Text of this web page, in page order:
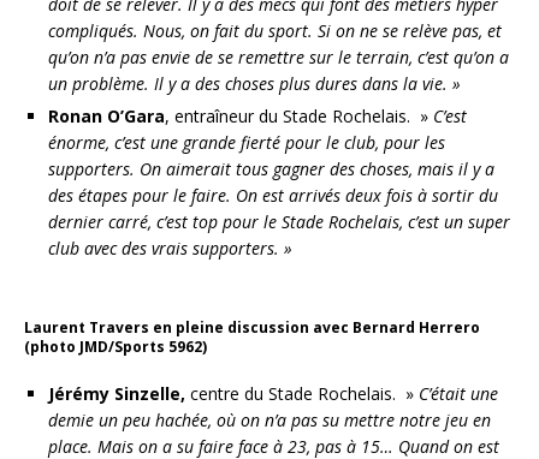
compliqués. Nous, on fait du sport. Si on ne se relève pas, et
qu’on n’a pas envie de se remettre sur le terrain, c’est qu’on a
un problème. Il y a des choses plus dures dans la vie. »
Ronan O’Gara, entraîneur du Stade Rochelais. » C’est
énorme, c’est une grande fierté pour le club, pour les
supporters. On aimerait tous gagner des choses, mais il y a
des étapes pour le faire. On est arrivés deux fois à sortir du
dernier carré, c’est top pour le Stade Rochelais, c’est un super
club avec des vrais supporters. »
Laurent Travers en pleine discussion avec Bernard Herrero
(photo JMD/Sports 5962)
Jérémy Sinzelle, centre du Stade Rochelais. » C’était une
demie un peu hachée, où on n’a pas su mettre notre jeu en
place. Mais on a su faire face à 23, pas à 15… Quand on est